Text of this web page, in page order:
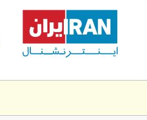
content